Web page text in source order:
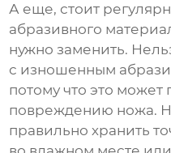
А еще, стоит
абразивного
нужно заменить.
с изношенным
потому что это может
повреждению ножа.
правильно хранить